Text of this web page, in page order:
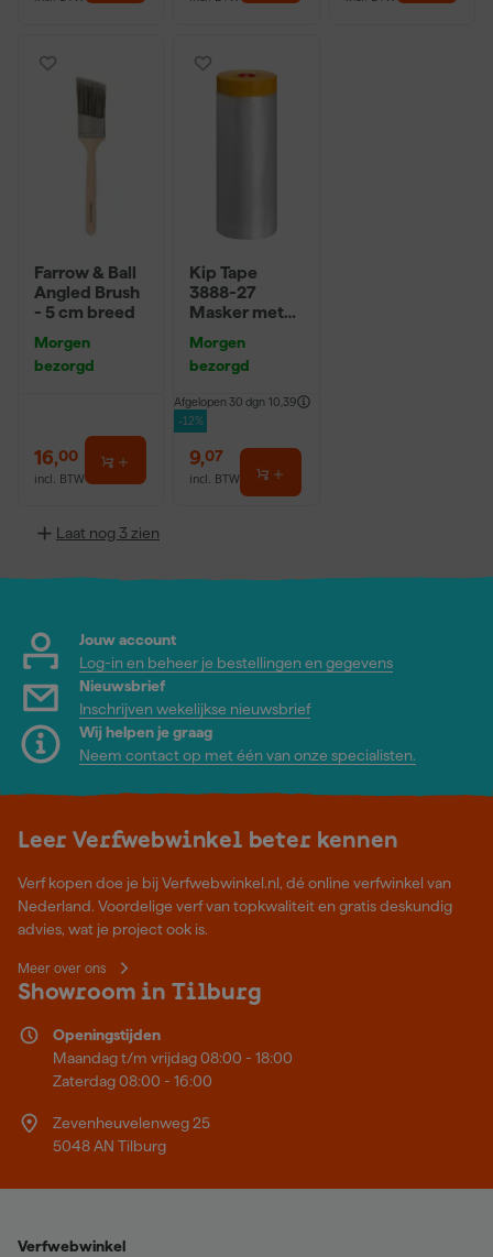
Farrow & Ball
Angled Brush
- 5 cm breed
Morgen
bezorgd
16,00
incl. BTW
Kip Tape
3888-27
Masker met
2,7 x 20m
Morgen
bezorgd
Afgelopen 30 dgn 10,39
-12%
9,07
incl. BTW
Laat nog 3 zien
Jouw account
Log-in en beheer je bestellingen en gegevens
Nieuwsbrief
Inschrijven wekelijkse nieuwsbrief
Wij helpen je graag
Neem contact op met één van onze specialisten.
Leer Verfwebwinkel beter kennen
Verf kopen doe je bij Verfwebwinkel.nl, dé online verfwinkel van
Nederland. Voordelige verf van topkwaliteit en gratis deskundig
advies, wat je project ook is.
Meer over ons
Showroom in Tilburg
Openingstijden
Maandag t/m vrijdag 08:00 - 18:00
Zaterdag 08:00 - 16:00
Zevenheuvelenweg 25
5048 AN Tilburg
Verfwebwinkel